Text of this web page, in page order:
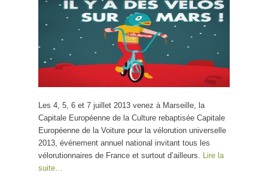
Les 4, 5, 6 et 7 juillet 2013 venez à Marseille, la
Capitale Européenne de la Culture rebaptisée Capitale
Européenne de la Voiture pour la vélorution universelle
2013, événement annuel national invitant tous les
vélorutionnaires de France et surtout d’ailleurs.
Lire la
suite…